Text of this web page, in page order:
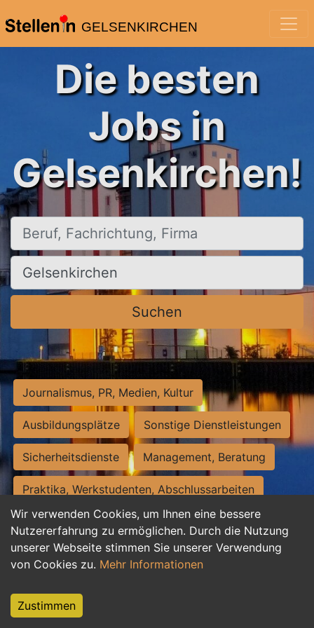
GELSENKIRCHEN
Wir verwenden Cookies, um Ihnen eine bessere
Nutzererfahrung zu ermöglichen. Durch die Nutzung
unserer Webseite stimmen Sie unserer Verwendung
von Cookies zu. Mehr Informationen
Zustimmen
Die besten
Jobs in
Gelsenkirchen!
Beruf, Fachrichtung, Firma
Ort, Stadt
Suchen
Journalismus, PR, Medien, Kultur
Ausbildungsplätze Sonstige Dienstleistungen
Sicherheitsdienste Management, Beratung
Praktika, Werkstudenten, Abschlussarbeiten
Personalwesen Assistenz, Sekretariat
Hilfskräfte, Aushilfs- und Nebenjobs
Weiterbildung, Studium, duale Ausbildung